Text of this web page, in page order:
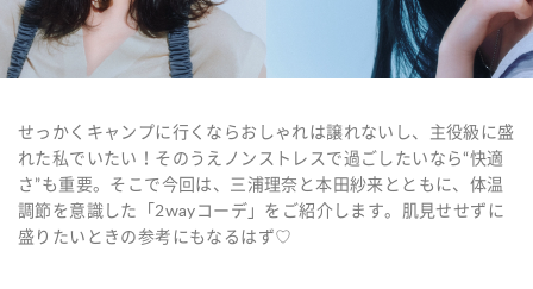
せっかくキャンプに行くならおしゃれは譲れないし、主役級に盛
れた私でいたい！そのうえノンストレスで過ごしたいなら“快適
さ”も重要。そこで今回は、三浦理奈と本田紗来とともに、体温
調節を意識した「2wayコーデ」をご紹介します。肌見せせずに
盛りたいときの参考にもなるはず♡